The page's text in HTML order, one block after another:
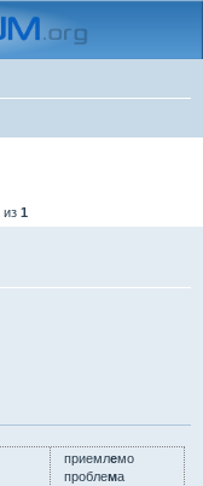
из 1
приемлемо
проблема